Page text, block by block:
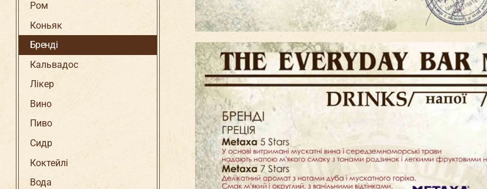
Ром
Коньяк
Бренді
Кальвадос
Лікер
Вино
Пиво
Сидр
Коктейлі
Вода